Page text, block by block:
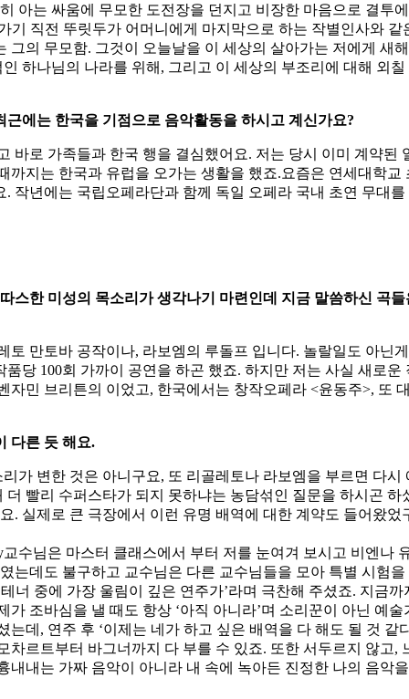
아는 싸움에 무모한 도전장을 던지고 비장한 마음으로 결투
기 직전 뚜릿두가 어머니에게 마지막으로 하는 작별인사와 같
의 무모함. 그것이 오늘날을 이 세상의 살아가는 저에게 새
하나님의 나라를 위해, 그리고 이 세상의 부조리에 대해 외
에는 한국을 기점으로 음악활동을 하시고 계신가요?
바로 가족들과 한국 행을 결심했어요. 저는 당시 이미 계약된
지는 한국과 유럽을 오가는 생활을 했죠.요즘은 연세대학교
작년에는 국립오페라단과 함께 독일 오페라 국내 초연 무대
스한 미성의 목소리가 생각나기 마련인데 지금 말씀하신 곡들
만토바 공작이나, 라보엠의 루돌프 입니다. 놀랄일도 아닌
당 100회 가까이 공연을 하곤 했죠. 하지만 저는 사실 새로운
민 브리튼의 이었고, 한국에서는 창작오페라 <윤동주>, 또
다른 듯 해요.
가 변한 것은 아니구요, 또 리골레토나 라보엠을 부르면 다시
빨리 수퍼스타가 되지 못하냐는 농담섞인 질문을 하시곤 하
. 실제로 큰 극장에서 이런 유명 배역에 대한 계약도 들어왔었
수님은 마스터 클래스에서 부터 저를 눈여겨 보시고 비엔나
는데도 불구하고 교수님은 다른 교수님들을 모아 특별 시험을
너 중에 가장 울림이 깊은 연주가’라며 극찬해 주셨죠. 지금
조바심을 낼 때도 항상 ‘아직 아니라’며 소리꾼이 아닌 예술
데, 연주 후 ‘이제는 네가 하고 싶은 배역을 다 해도 될 것 같
르트부터 바그너까지 다 부를 수 있죠. 또한 서두르지 않고,
내는 가짜 음악이 아니라 내 속에 녹아든 진정한 나의 음악